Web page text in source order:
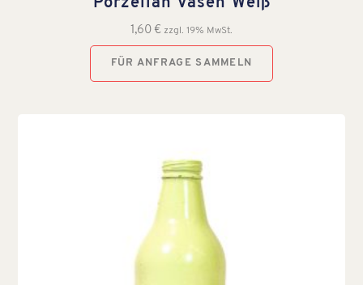
1,60 € zzgl. 19% MwSt.
FÜR ANFRAGE SAMMELN